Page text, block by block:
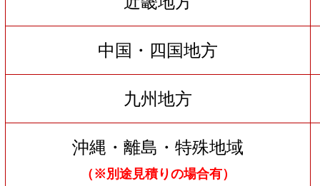
中国・四国地方
九州地方
沖縄・離島・特殊地域
（※別途見積りの場合有）